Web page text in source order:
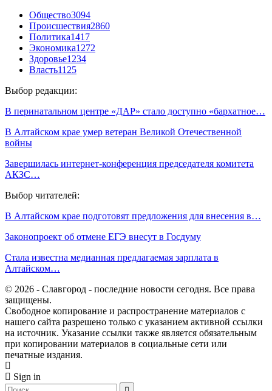
Общество3094
Происшествия2860
Политика1417
Экономика1272
Здоровье1234
Власть1125
Выбор редакции:
В перинатальном центре «ДАР» стало доступно «бархатное…
В Алтайском крае умер ветеран Великой Отечественной
войны
Завершилась интернет-конференция председателя комитета
АКЗС…
Выбор читателей:
В Алтайском крае подготовят предложения для внесения в…
Законопроект об отмене ЕГЭ внесут в Госдуму
Стала известна медианная предлагаемая зарплата в
Алтайском…
© 2026 - Славгород - последние новости сегодня. Все права
защищены.
Свободное копирование и распространение материалов с
нашего сайта разрешено только с указанием активной ссылки
на источник. Указание ссылки также является обязательным
при копировании материалов в социальные сети или
печатные издания.
Sign in